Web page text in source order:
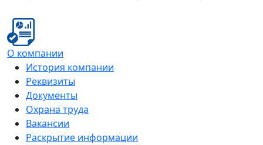
О компании
История компании
Реквизиты
Документы
Охрана труда
Вакансии
Раскрытие информации